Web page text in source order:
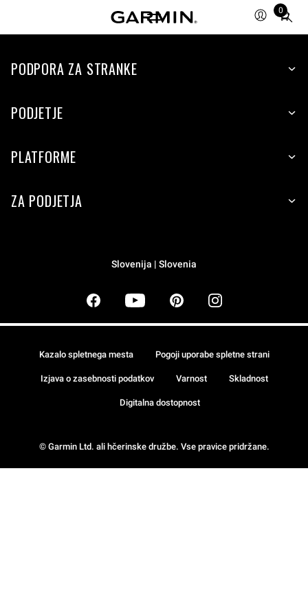
0
Total
items
cart:
PODPORA ZA STRANKE
PODJETJE
PLATFORME
ZA PODJETJA
Slovenija | Slovenia
© Garmin Ltd. ali hčerinske družbe. Vse pravice pridržane.
Kazalo spletnega mesta Pogoji uporabe spletne strani
Izjava o zasebnosti podatkov Varnost Skladnost
Digitalna dostopnost